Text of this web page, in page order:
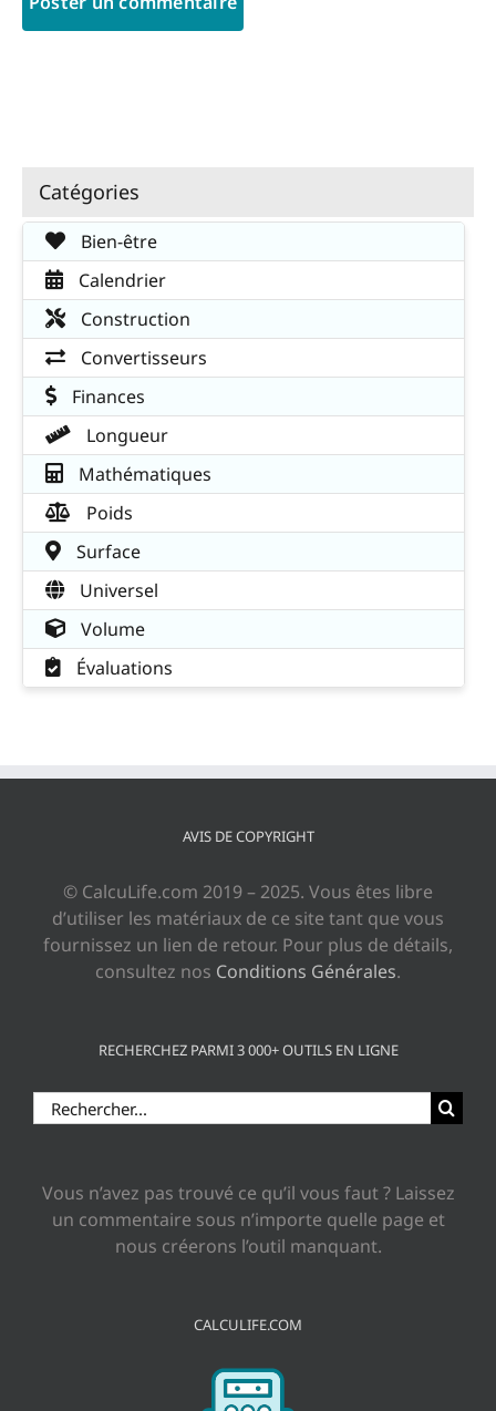
Catégories
Bien-être
Calendrier
Construction
Convertisseurs
Finances
Longueur
Mathématiques
Poids
Surface
Universel
Volume
Évaluations
AVIS DE COPYRIGHT
© CalcuLife.com 2019 – 2025. Vous êtes libre
d’utiliser les matériaux de ce site tant que vous
fournissez un lien de retour. Pour plus de détails,
consultez nos Conditions Générales.
RECHERCHEZ PARMI 3 000+ OUTILS EN LIGNE
Rechercher:
Vous n’avez pas trouvé ce qu’il vous faut ? Laissez
un commentaire sous n’importe quelle page et
nous créerons l’outil manquant.
CALCULIFE.COM